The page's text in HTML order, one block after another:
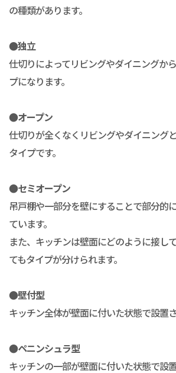
の種類があります。
●独立
仕切りによってリビングやダイニングか
プになります。
●オープン
仕切りが全くなくリビングやダイニング
タイプです。
●セミオープン
吊戸棚や一部分を壁にすることで部分的
ています。
また、キッチンは壁面にどのように接し
てもタイプが分けられます。
●壁付型
キッチン全体が壁面に付いた状態で設置さ
●ペニンシュラ型
キッチンの一部が壁面に付いた状態で設